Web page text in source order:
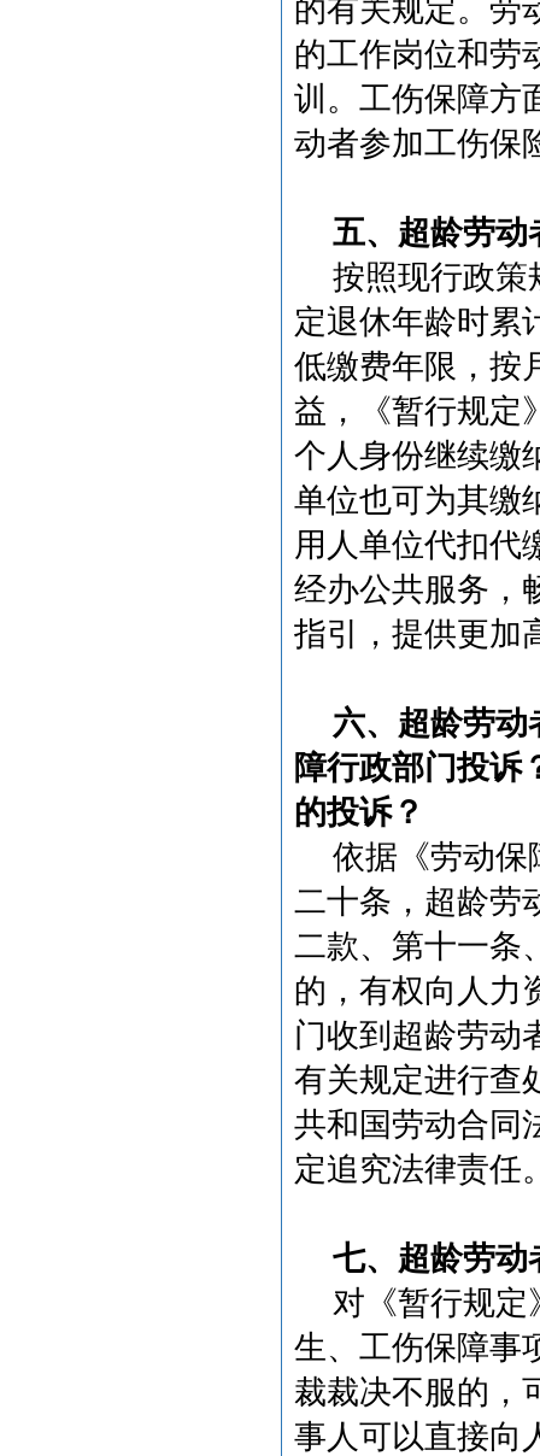
的有关规定。劳
的工作岗位和劳
训。工伤保障方
动者参加工伤保
五、超龄劳动
按照现行政策
定退休年龄时累
低缴费年限，按
益，《暂行规定
个人身份继续缴
单位也可为其缴
用人单位代扣代
经办公共服务，
指引，提供更加
六、超龄劳动
障行政部门投诉
的投诉？
依据《劳动保
二十条，超龄劳
二款、第十一条
的，有权向人力
门收到超龄劳动
有关规定进行查
共和国劳动合同
定追究法律责任
七、超龄劳动
对《暂行规定
生、工伤保障事
裁裁决不服的，
事人可以直接向